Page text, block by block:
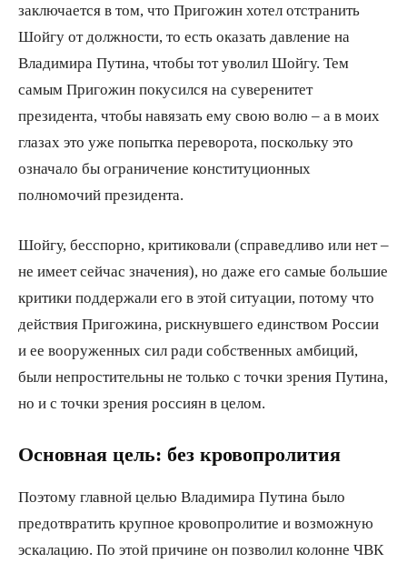
заключается в том, что Пригожин хотел отстранить
Шойгу от должности, то есть оказать давление на
Владимира Путина, чтобы тот уволил Шойгу. Тем
самым Пригожин покусился на суверенитет
президента, чтобы навязать ему свою волю – а в моих
глазах это уже попытка переворота, поскольку это
означало бы ограничение конституционных
полномочий президента.
Шойгу, бесспорно, критиковали (справедливо или нет –
не имеет сейчас значения), но даже его самые большие
критики поддержали его в этой ситуации, потому что
действия Пригожина, рискнувшего единством России
и ее вооруженных сил ради собственных амбиций,
были непростительны не только с точки зрения Путина,
но и с точки зрения россиян в целом.
Основная цель: без кровопролития
Поэтому главной целью Владимира Путина было
предотвратить крупное кровопролитие и возможную
эскалацию. По этой причине он позволил колонне ЧВК